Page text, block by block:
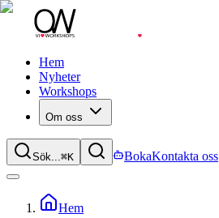
Hem
Nyheter
Workshops
Om oss
Sök...⌘K BokaKontakta oss
Hem